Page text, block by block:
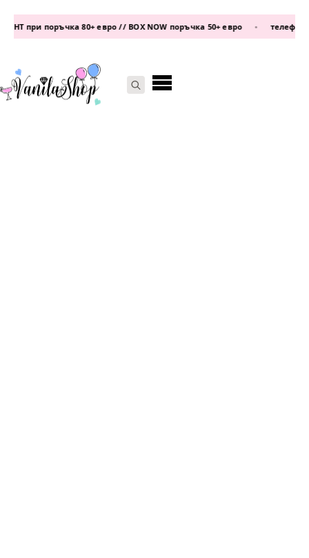
поръчка 80+ евро // BOX NOW поръчка 50+ евро • телефон: